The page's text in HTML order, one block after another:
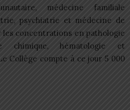
médecine familiale
psychiatrie et médecine de
concentrations en pathologie
chimique, hématologie et
Collège compte à ce jour 5 000